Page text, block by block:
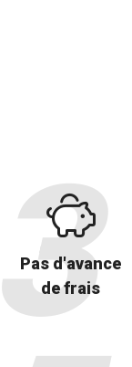
Pas d'avance
de frais